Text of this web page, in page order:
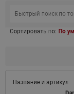
Сортировать по: По